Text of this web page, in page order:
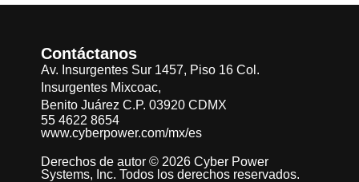
Contáctanos
Av. Insurgentes Sur 1457, Piso 16 Col.
Insurgentes Mixcoac,
Benito Juárez C.P. 03920 CDMX
55 4622 8654
www.cyberpower.com/mx/es
Derechos de autor © 2026 Cyber Power
Systems, Inc. Todos los derechos reservados.